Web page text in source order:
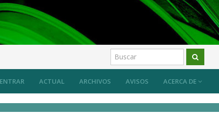
ACTUAL ARCHIVOS AVISOS ACERCA DE
ENTRAR